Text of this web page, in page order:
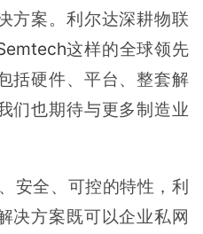
方案。利尔达深耕物联
这样的全球领先
括硬件、平台、整套解
们也期待与更多制造业
安全、可控的特性，利
决方案既可以企业私网